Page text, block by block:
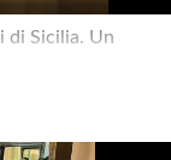
di Sicilia. Un